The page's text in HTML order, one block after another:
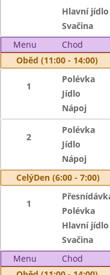
Hlavní jídlo
Svačina
Menu
Chod
Oběd (11:00 - 14:00)
1
Polévka
Jídlo
Nápoj
2
Polévka
Jídlo
Nápoj
CelýDen (6:00 - 7:00)
1
Polévka
Hlavní jídlo
Svačina
Menu
Chod